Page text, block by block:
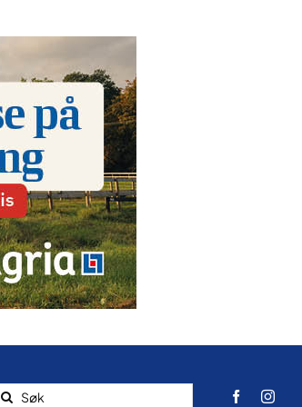
Search